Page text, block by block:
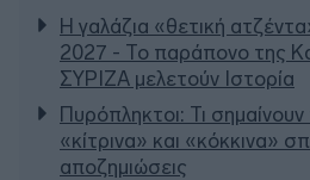
Η γαλάζια «θετική
2027 - Το παράπονο της
ΣΥΡΙΖΑ μελετούν Ιστορία
Πυρόπληκτοι: Τι
«κίτρινα» και «κόκκινα»
αποζημιώσεις